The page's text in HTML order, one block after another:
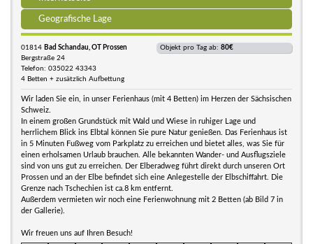
Geografische Lage
01814 Bad Schandau, OT Prossen
Bergstraße 24
Telefon: 035022 43343
4 Betten + zusätzlich Aufbettung
Objekt pro Tag ab: 80€
Wir laden Sie ein, in unser Ferienhaus (mit 4 Betten) im Herzen der Sächsischen
Schweiz.
In einem großen Grundstück mit Wald und Wiese in ruhiger Lage und
herrlichem Blick ins Elbtal können Sie pure Natur genießen. Das Ferienhaus ist
in 5 Minuten Fußweg vom Parkplatz zu erreichen und bietet alles, was Sie für
einen erholsamen Urlaub brauchen. Alle bekannten Wander- und Ausflugsziele
sind von uns gut zu erreichen. Der Elberadweg führt direkt durch unseren Ort
Prossen und an der Elbe befindet sich eine Anlegestelle der Elbschiffahrt. Die
Grenze nach Tschechien ist ca.8 km entfernt.
Außerdem vermieten wir noch eine Ferienwohnung mit 2 Betten (ab Bild 7 in
der Gallerie).
Wir freuen uns auf Ihren Besuch!